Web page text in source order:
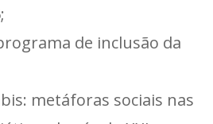
de inclusão da
metáforas sociais nas